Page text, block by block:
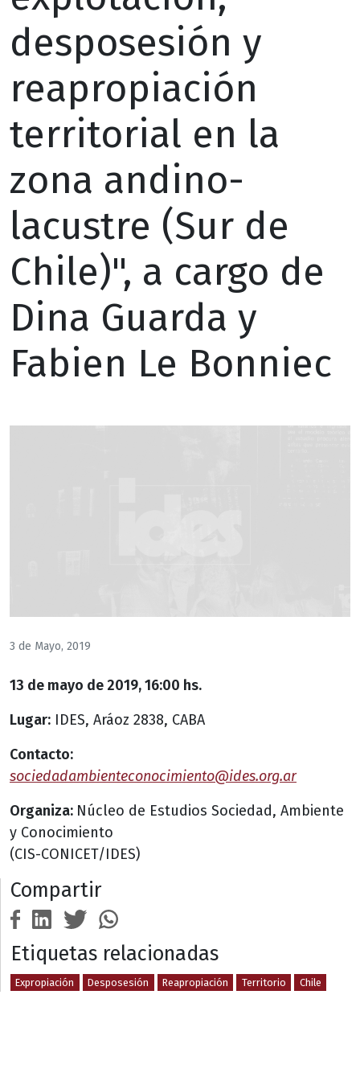
desposesión y
reapropiación
territorial en la
zona andino-
lacustre (Sur de
Chile)", a cargo de
Dina Guarda y
Fabien Le Bonniec
3 de Mayo, 2019
13 de mayo de 2019, 16:00 hs.
Lugar: IDES, Aráoz 2838, CABA
Contacto:
sociedadambienteconocimiento@ides.org.ar
Organiza: Núcleo de Estudios Sociedad, Ambiente
y Conocimiento
(CIS-CONICET/IDES)
Compartir
Etiquetas relacionadas
Expropiación Desposesión Reapropiación Territorio Chile